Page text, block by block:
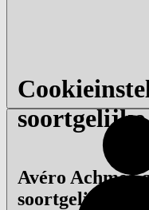
Avéro Achmea
soortgelijke